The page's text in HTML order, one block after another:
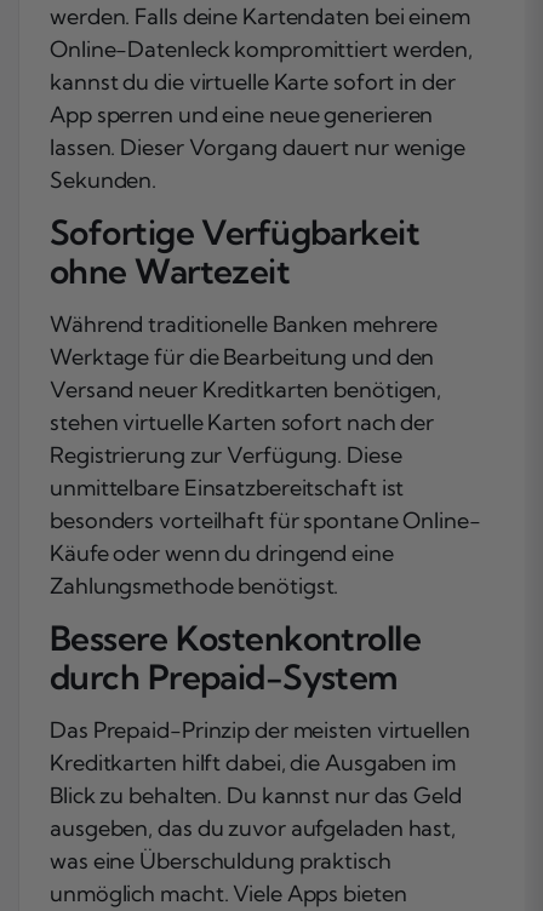
werden. Falls deine Kartendaten bei einem
Online-Datenleck kompromittiert werden,
kannst du die virtuelle Karte sofort in der
App sperren und eine neue generieren
lassen. Dieser Vorgang dauert nur wenige
Sekunden.
Sofortige Verfügbarkeit
ohne Wartezeit
Während traditionelle Banken mehrere
Werktage für die Bearbeitung und den
Versand neuer Kreditkarten benötigen,
stehen virtuelle Karten sofort nach der
Registrierung zur Verfügung. Diese
unmittelbare Einsatzbereitschaft ist
besonders vorteilhaft für spontane Online-
Käufe oder wenn du dringend eine
Zahlungsmethode benötigst.
Bessere Kostenkontrolle
durch Prepaid-System
Das Prepaid-Prinzip der meisten virtuellen
Kreditkarten hilft dabei, die Ausgaben im
Blick zu behalten. Du kannst nur das Geld
ausgeben, das du zuvor aufgeladen hast,
was eine Überschuldung praktisch
unmöglich macht. Viele Apps bieten